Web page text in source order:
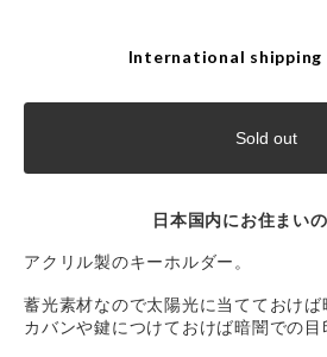
International shipping
Sold out
日本国内にお住まい
アクリル製のキーホルダー。
蓄光素材なので太陽光に当てておけば
カバンや鍵につけておけば暗闇での目